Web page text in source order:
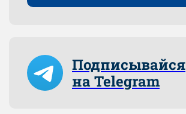
Подписывайся
на Telegram